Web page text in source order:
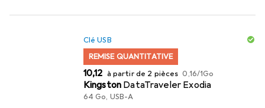
Clé USB
REMISE QUANTITATIVE
EUR
10,12 à partir de 2 pièces EUR
0,16/1Go
Kingston DataTraveler Exodia
64 Go, USB-A